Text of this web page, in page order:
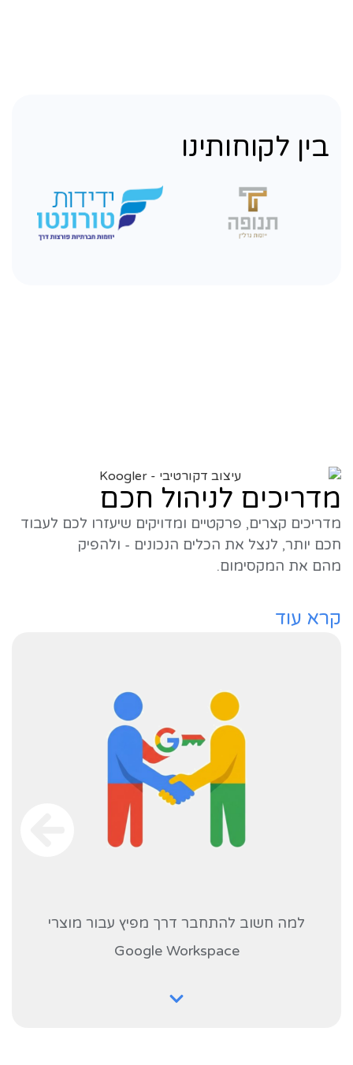
בין לקוחותינו
מדריכים לניהול חכם
מדריכים קצרים, פרקטיים ומדויקים שיעזרו לכם לעבוד
חכם יותר, לנצל את הכלים הנכונים - ולהפיק
מהם את המקסימום.
קרא עוד
למה חשוב להתחבר דרך מפיץ עבור מוצרי
Google Workspace